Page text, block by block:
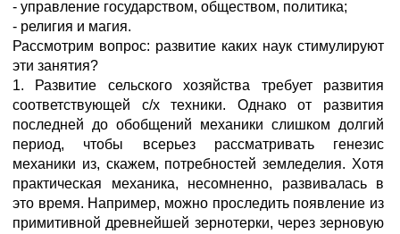
- управление государством, обществом, политика;
- религия и магия.
Рассмотрим вопрос: развитие каких наук стимулируют
эти занятия?
1. Развитие сельского хозяйства требует развития
соответствующей с/х техники. Однако от развития
последней до обобщений механики слишком долгий
период, чтобы всерьез рассматривать генезис
механики из, скажем, потребностей земледелия. Хотя
практическая механика, несомненно, развивалась в
это время. Например, можно проследить появление из
примитивной древнейшей зернотерки, через зерновую